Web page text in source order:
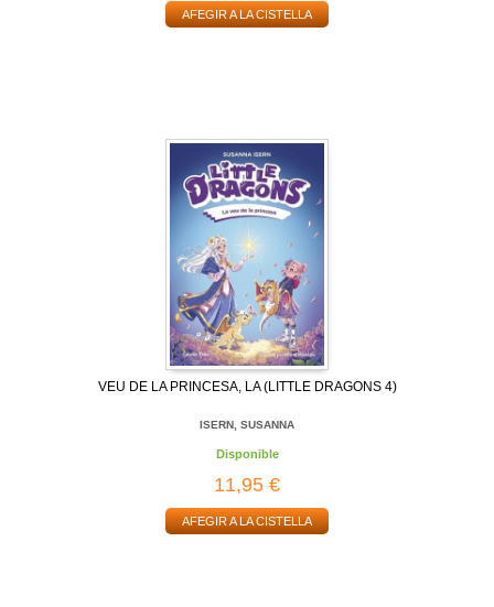
AFEGIR A LA CISTELLA
VEU DE LA PRINCESA, LA (LITTLE DRAGONS 4)
ISERN, SUSANNA
Disponible
11,95 €
AFEGIR A LA CISTELLA